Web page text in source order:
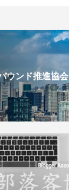
ウンド推進協会